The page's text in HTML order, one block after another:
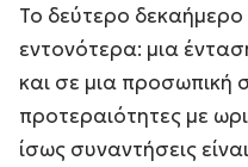
Το δεύτερο δεκαήμερο
εντονότερα: μια
και σε μια προσωπική
προτεραιότητες με
ίσως συναντήσεις